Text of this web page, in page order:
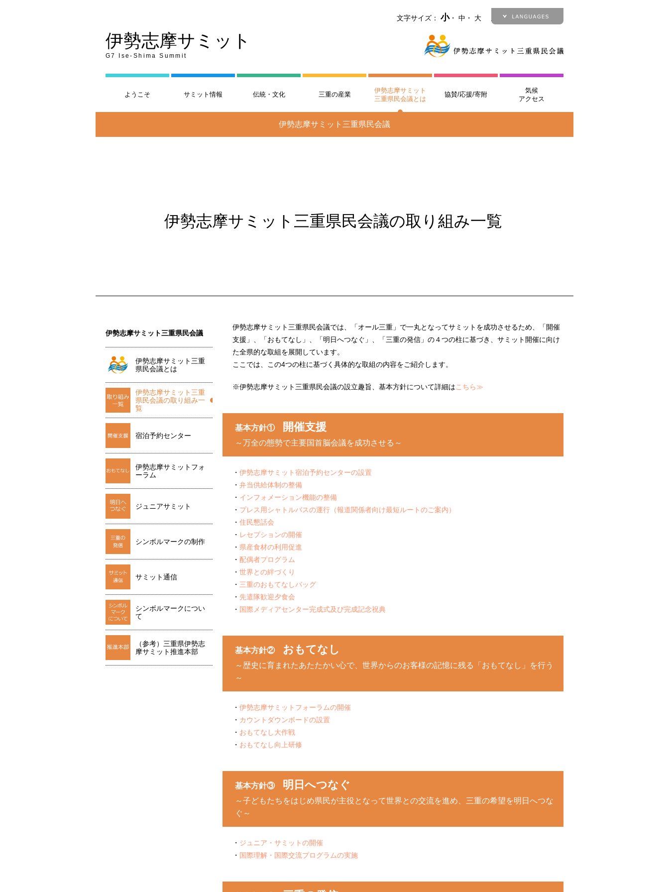
文字サイズ： 小・ 中 ・ 大
German
Italian
伊勢志摩サミット
G7 Ise-Shima Summit
ようこそ サミット情報 伝統・文化 三重の産業
伊勢志摩サミット
三重県民会議とは
協賛/応援/寄附
気候
アクセス
伊勢志摩サミット三重県民会議
伊勢志摩サミット三重県民会議の取り組み一覧
伊勢志摩サミット三重県民会議では、「オール三重」で一丸となってサミットを成功させるため、「開催
支援」、「おもてなし」、「明日へつなぐ」、「三重の発信」の４つの柱に基づき、サミット開催に向け
た全県的な取組を展開しています。
ここでは、この4つの柱に基づく具体的な取組の内容をご紹介します。
※伊勢志摩サミット三重県民会議の設立趣旨、基本方針について詳細はこちら≫
基本方針① 開催支援
～万全の態勢で主要国首脳会議を成功させる～
伊勢志摩サミット宿泊予約センターの設置
弁当供給体制の整備
インフォメーション機能の整備
プレス用シャトルバスの運行（報道関係者向け最短ルートのご案内）
住民懇話会
レセプションの開催
県産食材の利用促進
配偶者プログラム
世界との絆づくり
三重のおもてなしバッグ
先遣隊歓迎夕食会
国際メディアセンター完成式及び完成記念祝典
基本方針② おもてなし
～歴史に育まれたあたたかい心で、世界からのお客様の記憶に残る「おもてなし」を行う
～
伊勢志摩サミットフォーラムの開催
カウントダウンボードの設置
おもてなし大作戦
おもてなし向上研修
基本方針③ 明日へつなぐ
～子どもたちをはじめ県民が主役となって世界との交流を進め、三重の希望を明日へつな
ぐ～
ジュニア・サミットの開催
国際理解・国際交流プログラムの実施
伊勢志摩サミット三重県民会議
伊勢志摩サミット三重
県民会議とは
伊勢志摩サミット三重
県民会議の取り組み一
覧
宿泊予約センター
伊勢志摩サミットフォ
ーラム
ジュニアサミット
シンボルマークの制作
サミット通信
シンボルマークについ
て
（参考）三重県伊勢志
摩サミット推進本部